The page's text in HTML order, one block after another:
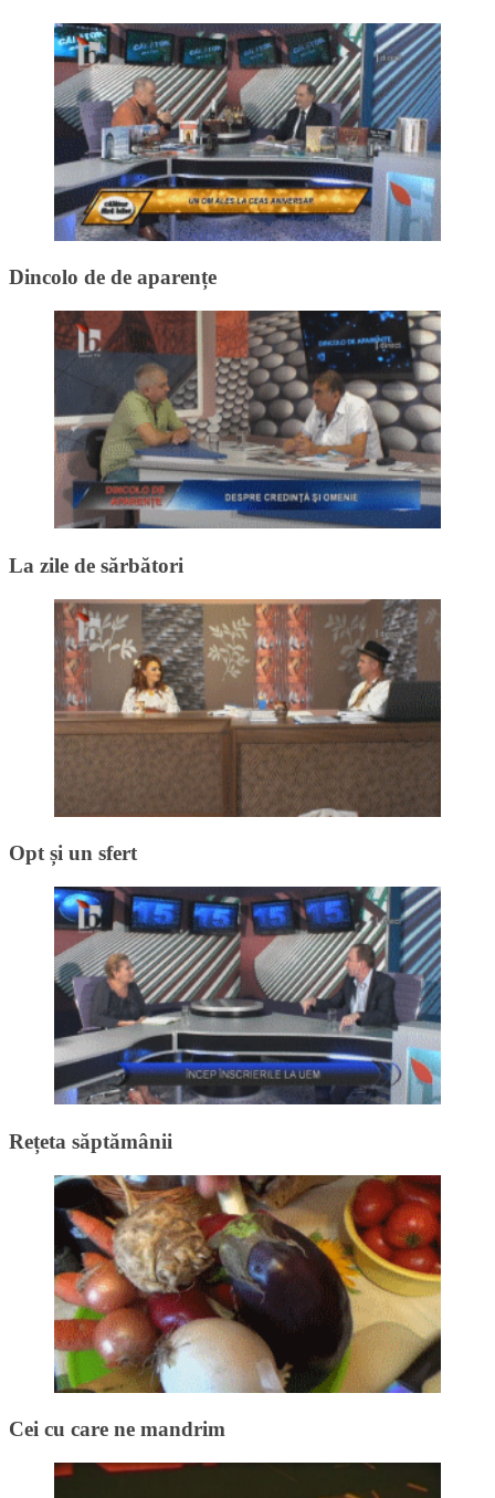
Dincolo de de aparențe
La zile de sărbători
Opt și un sfert
Rețeta săptămânii
Cei cu care ne mandrim